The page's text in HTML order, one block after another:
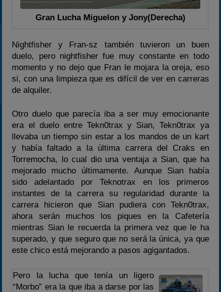
Gran Lucha Miguelon y Jony(Derecha)
Nightfisher y Fran-sz también tuvieron un buen
duelo, pero nightfisher fue muy constante en todo
momento y no dejo que Fran le mojara la oreja, eso
si, con una limpieza que es difícil de ver en carreras
de alquiler.
Otro duelo que parecía iba a ser muy emocionante
era el duelo entre Tekn0trax y Sian, Tekn0trax ya
llevaba un tiempo sin estar a los mandos de un kart
y había faltado a la última carrera del Craks en
Torremocha, lo cual dio una ventaja a Sian, que ha
mejorado mucho últimamente. Aunque Sian había
sido adelantado por Teknotrax en los primeros
instantes de la carrera su regularidad durante la
carrera hicieron que Sian pudiera con Tekn0trax,
ahora serán muchos los piques en la Cafetería
mientras Sian le recuerda la primera vez que le ha
superado, y que seguro que no será la única, ya que
este chico está mejorando a pasos agigantados.
Pero la lucha que tenía un ligero
“Morbo” era la que iba a darse por las